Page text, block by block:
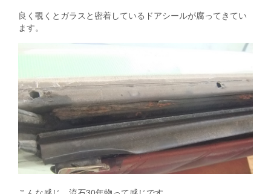
良く覗くとガラスと密着しているドアシールが腐ってきてい
ます。